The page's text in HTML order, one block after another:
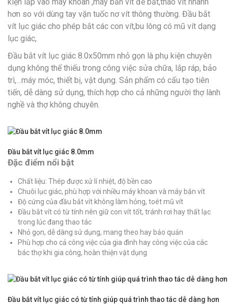
hơn so với dùng tay vặn tuốc nơ vít thông thường. Đầu bắt
vít lục giác cho phép bắt các con vít,bu lông có mũ vít dạng
lục giác,
Đầu bắt vít lục giác 8.0x50mm nhỏ gọn là phụ kiện chuyên
dụng không thể thiếu trong công việc sửa chữa, lắp ráp, bảo
trì,…máy móc, thiết bị, vật dụng. Sản phẩm có cấu tạo tiên
tiến, dễ dàng sử dụng, thích hợp cho cả những người thợ lành
nghề và thợ không chuyên.
Đầu bắt vít lục giác 8.0mm
Đặc điểm nổi bật
Chất liệu: Thép được xử lí nhiệt, độ bền cao
Chuôi lục giác, phù hợp với nhiều máy khoan và máy bắn vít
Độ cứng của đầu bắt vít không làm hỏng, toét mũ vít
Đầu bắt vít có từ tính nên giữ con vít tốt, tránh rơi hay thất lạc
trong lúc đang thao tác
Nhỏ gọn, dễ dàng sử dụng, mang theo hay bảo quản
Phù hợp cho cả công việc của gia đình hay công việc của các
bác thợ khi gia công, hoàn thiện vật dụng
Đầu bắt vít lục giác có từ tính giúp quá trình thao tác dễ dàng hơn